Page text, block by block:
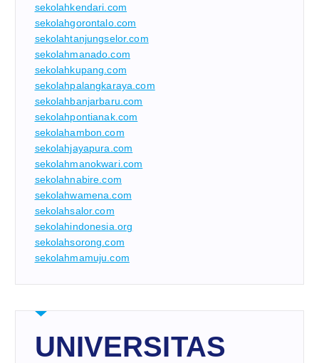
sekolahkendari.com
sekolahgorontalo.com
sekolahtanjungselor.com
sekolahmanado.com
sekolahkupang.com
sekolahpalangkaraya.com
sekolahbanjarbaru.com
sekolahpontianak.com
sekolahambon.com
sekolahjayapura.com
sekolahmanokwari.com
sekolahnabire.com
sekolahwamena.com
sekolahsalor.com
sekolahindonesia.org
sekolahsorong.com
sekolahmamuju.com
UNIVERSITAS